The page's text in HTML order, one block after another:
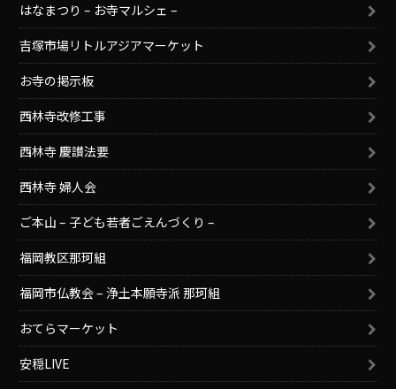
はなまつり – お寺マルシェ –
吉塚市場リトルアジアマーケット
お寺の掲示板
西林寺改修工事
西林寺 慶讃法要
西林寺 婦人会
ご本山 – 子ども若者ごえんづくり –
福岡教区那珂組
福岡市仏教会 – 浄土本願寺派 那珂組
おてらマーケット
安穏LIVE